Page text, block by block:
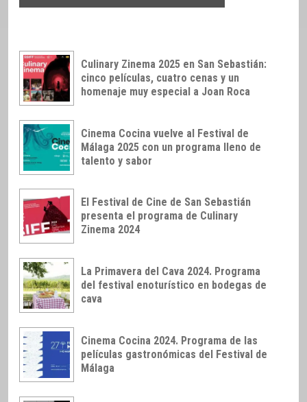
Culinary Zinema 2025 en San Sebastián:
cinco películas, cuatro cenas y un
homenaje muy especial a Joan Roca
Cinema Cocina vuelve al Festival de
Málaga 2025 con un programa lleno de
talento y sabor
El Festival de Cine de San Sebastián
presenta el programa de Culinary
Zinema 2024
La Primavera del Cava 2024. Programa
del festival enoturístico en bodegas de
cava
Cinema Cocina 2024. Programa de las
películas gastronómicas del Festival de
Málaga